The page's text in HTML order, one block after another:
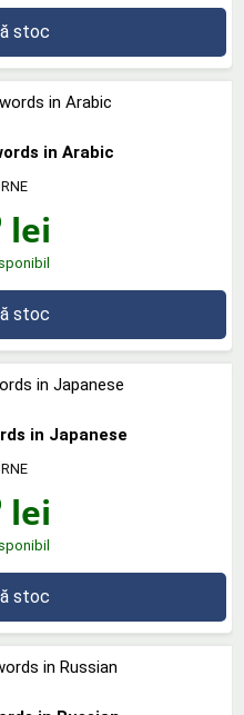
stoc
in Arabic
lei
stoc
in Japanese
lei
stoc